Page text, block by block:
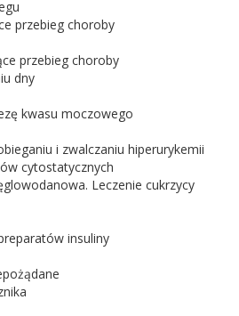
przebieg choroby
przebieg choroby
dny
kwasu moczowego
i zwalczaniu hiperurykemii
cytostatycznych
Leczenie cukrzycy
insuliny